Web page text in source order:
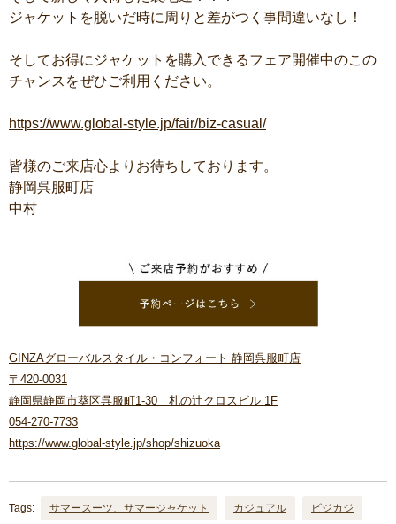
ジャケットを脱いだ時に周りと差がつく事間違いなし！
そしてお得にジャケットを購入できるフェア開催中のこの
チャンスをぜひご利用ください。
https://www.global-style.jp/fair/biz-casual/
皆様のご来店心よりお待ちしております。
静岡呉服町店
中村
GINZAグローバルスタイル・コンフォート 静岡呉服町店
〒420-0031
静岡県静岡市葵区呉服町1-30 札の辻クロスビル 1F
054-270-7733
https://www.global-style.jp/shop/shizuoka
Tags: サマースーツ、サマージャケット カジュアル ビジカジ